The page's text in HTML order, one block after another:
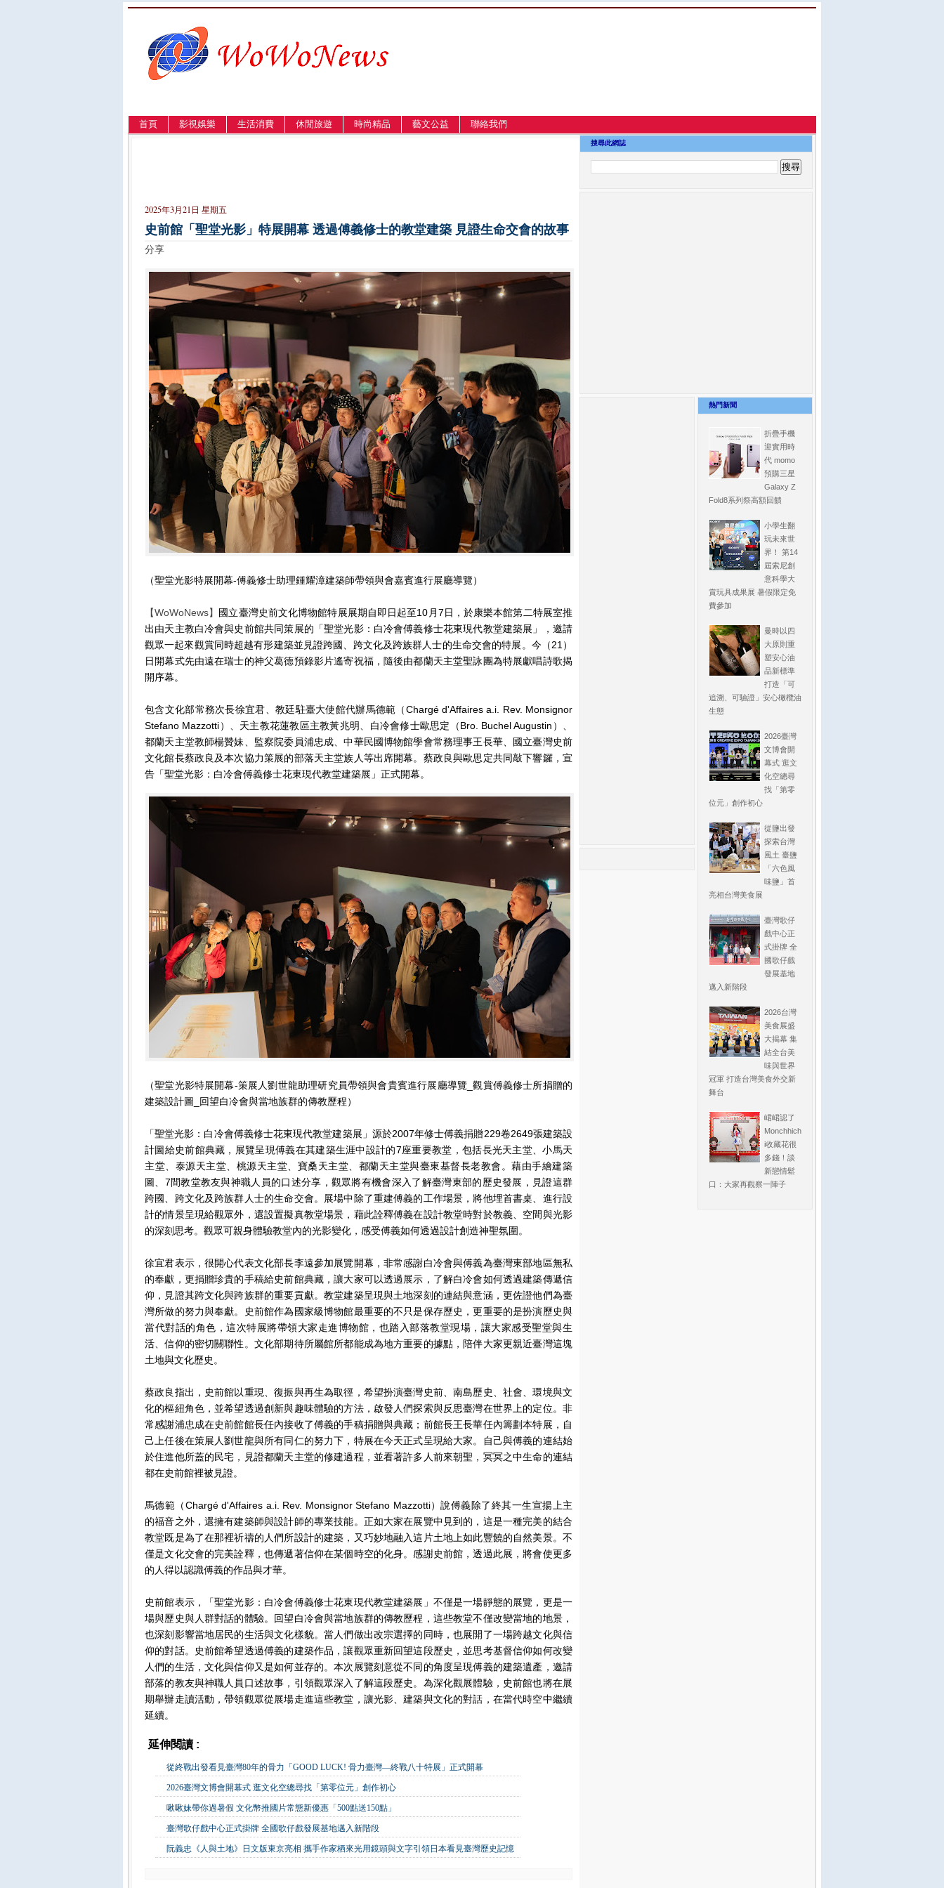
首頁 影視娛樂 生活消費 休閒旅遊 時尚精品 藝文公益 聯絡我們
2025年3月21日 星期五
史前館「聖堂光影」特展開幕 透過傅義修士的教堂建築 見證生命交會的故事
分享
（聖堂光影特展開幕-傅義修士助理鍾耀漳建築師帶領與會嘉賓進行展廳導覽）
【WoWoNews】 國立臺灣史前文化博物館特展展期自即日起至10月7日，於康樂本館第二特展室推
出由天主教白冷會與史前館共同策展的「聖堂光影：白冷會傅義修士花東現代教堂建築展」，邀請
觀眾一起來觀賞同時超越有形建築並見證跨國、跨文化及跨族群人士的生命交會的特展。今（21）
日開幕式先由遠在瑞士的神父葛德預錄影片遙寄祝福，隨後由都蘭天主堂聖詠團為特展獻唱詩歌揭
開序幕。
包含文化部常務次長徐宜君、教廷駐臺大使館代辦馬德範（Chargé d'Affaires a.i. Rev. Monsignor
Stefano Mazzotti）、天主教花蓮教區主教黃兆明、白冷會修士歐思定（Bro. Buchel Augustin）、
都蘭天主堂教師楊贊妹、監察院委員浦忠成、中華民國博物館學會常務理事王長華、國立臺灣史前
文化館長蔡政良及本次協力策展的部落天主堂族人等出席開幕。蔡政良與歐思定共同敲下響鑼，宣
告「聖堂光影：白冷會傅義修士花東現代教堂建築展」正式開幕。
（聖堂光影特展開幕-策展人劉世龍助理研究員帶領與會貴賓進行展廳導覽_觀賞傅義修士所捐贈的
建築設計圖_回望白冷會與當地族群的傳教歷程）
「聖堂光影：白冷會傅義修士花東現代教堂建築展」源於2007年修士傅義捐贈229卷2649張建築設
計圖給史前館典藏，展覽呈現傅義在其建築生涯中設計的7座重要教堂，包括長光天主堂、小馬天
主堂、泰源天主堂、桃源天主堂、寶桑天主堂、都蘭天主堂與臺東基督長老教會。藉由手繪建築
圖、7間教堂教友與神職人員的口述分享，觀眾將有機會深入了解臺灣東部的歷史發展，見證這群
跨國、跨文化及跨族群人士的生命交會。展場中除了重建傅義的工作場景，將他埋首書桌、進行設
計的情景呈現給觀眾外，還設置擬真教堂場景，藉此詮釋傅義在設計教堂時對於教義、空間與光影
的深刻思考。觀眾可親身體驗教堂內的光影變化，感受傅義如何透過設計創造神聖氛圍。
徐宜君表示，很開心代表文化部長李遠參加展覽開幕，非常感謝白冷會與傅義為臺灣東部地區無私
的奉獻，更捐贈珍貴的手稿給史前館典藏，讓大家可以透過展示，了解白冷會如何透過建築傳遞信
仰，見證其跨文化與跨族群的重要貢獻。教堂建築呈現與土地深刻的連結與意涵，更佐證他們為臺
灣所做的努力與奉獻。史前館作為國家級博物館最重要的不只是保存歷史，更重要的是扮演歷史與
當代對話的角色，這次特展將帶領大家走進博物館，也踏入部落教堂現場，讓大家感受聖堂與生
活、信仰的密切關聯性。文化部期待所屬館所都能成為地方重要的據點，陪伴大家更親近臺灣這塊
土地與文化歷史。
蔡政良指出，史前館以重現、復振與再生為取徑，希望扮演臺灣史前、南島歷史、社會、環境與文
化的樞紐角色，並希望透過創新與趣味體驗的方法，啟發人們探索與反思臺灣在世界上的定位。非
常感謝浦忠成在史前館館長任內接收了傅義的手稿捐贈與典藏；前館長王長華任內籌劃本特展，自
己上任後在策展人劉世龍與所有同仁的努力下，特展在今天正式呈現給大家。自己與傅義的連結始
於住進他所蓋的民宅，見證都蘭天主堂的修建過程，並看著許多人前來朝聖，冥冥之中生命的連結
都在史前館裡被見證。
馬德範（Chargé d'Affaires a.i. Rev. Monsignor Stefano Mazzotti）說傅義除了終其一生宣揚上主
的福音之外，還擁有建築師與設計師的專業技能。正如大家在展覽中見到的，這是一種完美的結合
教堂既是為了在那裡祈禱的人們所設計的建築，又巧妙地融入這片土地上如此豐饒的自然美景。不
僅是文化交會的完美詮釋，也傳遞著信仰在某個時空的化身。感謝史前館，透過此展，將會使更多
的人得以認識傅義的作品與才華。
史前館表示，「聖堂光影：白冷會傅義修士花東現代教堂建築展」不僅是一場靜態的展覽，更是一
場與歷史與人群對話的體驗。回望白冷會與當地族群的傳教歷程，這些教堂不僅改變當地的地景，
也深刻影響當地居民的生活與文化樣貌。當人們做出改宗選擇的同時，也展開了一場跨越文化與信
仰的對話。史前館希望透過傅義的建築作品，讓觀眾重新回望這段歷史，並思考基督信仰如何改變
人們的生活，文化與信仰又是如何並存的。本次展覽刻意從不同的角度呈現傅義的建築遺產，邀請
部落的教友與神職人員口述故事，引領觀眾深入了解這段歷史。為深化觀展體驗，史前館也將在展
期舉辦走讀活動，帶領觀眾從展場走進這些教堂，讓光影、建築與文化的對話，在當代時空中繼續
延續。
延伸閱讀 :
從終戰出發看見臺灣80年的骨力「GOOD LUCK! 骨力臺灣—終戰八十特展」正式開幕
2026臺灣文博會開幕式 逛文化空總尋找「第零位元」創作初心
啾啾妹帶你過暑假 文化幣推國片常態新優惠「500點送150點」
臺灣歌仔戲中心正式掛牌 全國歌仔戲發展基地邁入新階段
阮義忠《人與土地》日文版東京亮相 攜手作家栖來光用鏡頭與文字引領日本看見臺灣歷史記憶
搜尋此網誌
熱門新聞
折疊手機
迎實用時
代 momo
預購三星
Galaxy Z
Fold8系列祭高額回饋
小學生翻
玩未來世
界！ 第14
屆索尼創
意科學大
賞玩具成果展 暑假限定免
費參加
曼時以四
大原則重
塑安心油
品新標準
打造「可
追溯、可驗證」安心橄欖油
生態
2026臺灣
文博會開
幕式 逛文
化空總尋
找「第零
位元」創作初心
從鹽出發
探索台灣
風土 臺鹽
「六色風
味鹽」首
亮相台灣美食展
臺灣歌仔
戲中心正
式掛牌 全
國歌仔戲
發展基地
邁入新階段
2026台灣
美食展盛
大揭幕 集
結全台美
味與世界
冠軍 打造台灣美食外交新
舞台
峮峮認了
Monchhich
i收藏花很
多錢！談
新戀情鬆
口：大家再觀察一陣子